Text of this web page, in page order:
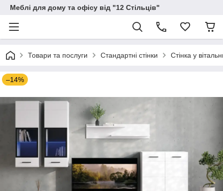
Меблі для дому та офісу від "12 Стільців"
Товари та послуги Стандартні стінки Стінка у
–14%